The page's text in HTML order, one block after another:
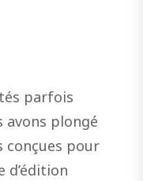
parfois
avons plongé
conçues pour